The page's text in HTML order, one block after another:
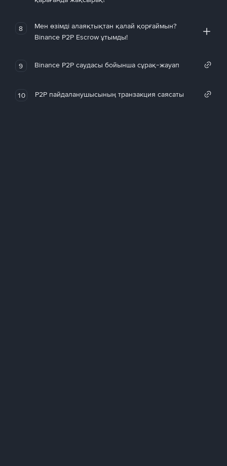
8
Мен өзімді алаяқтықтан қалай қорғаймын?
Binance P2P Escrow ұтымды!
9 Binance P2P саудасы бойынша сұрақ-жауап
10 P2P пайдаланушысының транзакция саясаты